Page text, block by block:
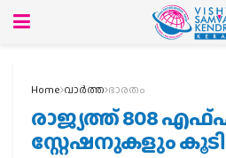
Home വാര്‍ത്ത ഭാരതം
രാജ്യത്ത് 808
സ്റ്റേഷനുകളും കൂടി